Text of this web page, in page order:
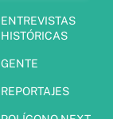
ENTREVISTAS
HISTÓRICAS
GENTE
REPORTAJES